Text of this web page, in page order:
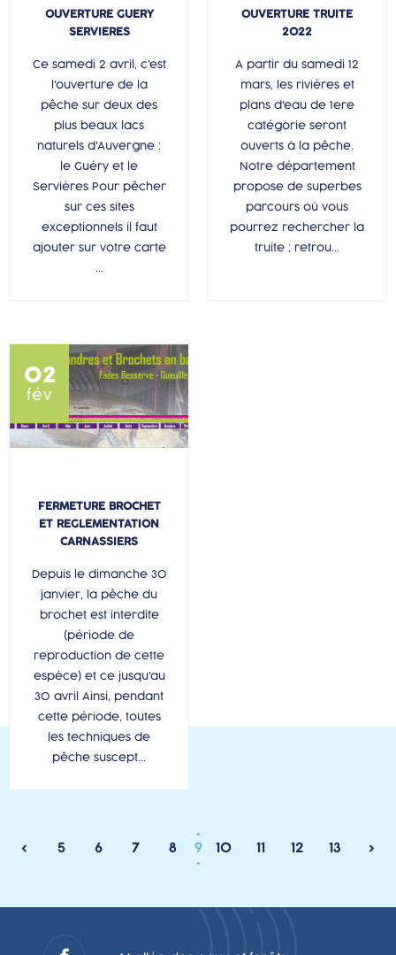
OUVERTURE GUERY
SERVIERES
Ce samedi 2 avril, c'est
l'ouverture de la
pêche sur deux des
plus beaux lacs
naturels d'Auvergne :
le Guéry et le
Servières Pour pêcher
sur ces sites
exceptionnels il faut
ajouter sur votre carte
...
OUVERTURE TRUITE
2022
A partir du samedi 12
mars, les rivières et
plans d'eau de 1ere
catégorie seront
ouverts à la pêche.
Notre département
propose de superbes
parcours où vous
pourrez rechercher la
truite ; retrou...
02
fév
FERMETURE BROCHET
ET REGLEMENTATION
CARNASSIERS
Depuis le dimanche 30
janvier, la pêche du
brochet est interdite
(période de
reproduction de cette
espèce) et ce jusqu'au
30 avril Ainsi, pendant
cette période, toutes
les techniques de
pêche suscept...
< 5 6 7 8 9 10 11 12 13 >